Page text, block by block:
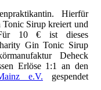
Hierfür
Sirup kreiert und
10 € ist dieses
Gin Tonic Sirup
Deheck
Erlöse 1:1 an den
e.V. gespendet